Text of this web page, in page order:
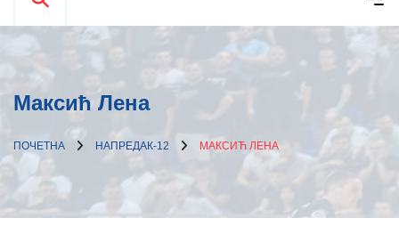
Максић Лена
ПОЧЕТНА НАПРЕДАК-12 МАКСИЋ ЛЕНА